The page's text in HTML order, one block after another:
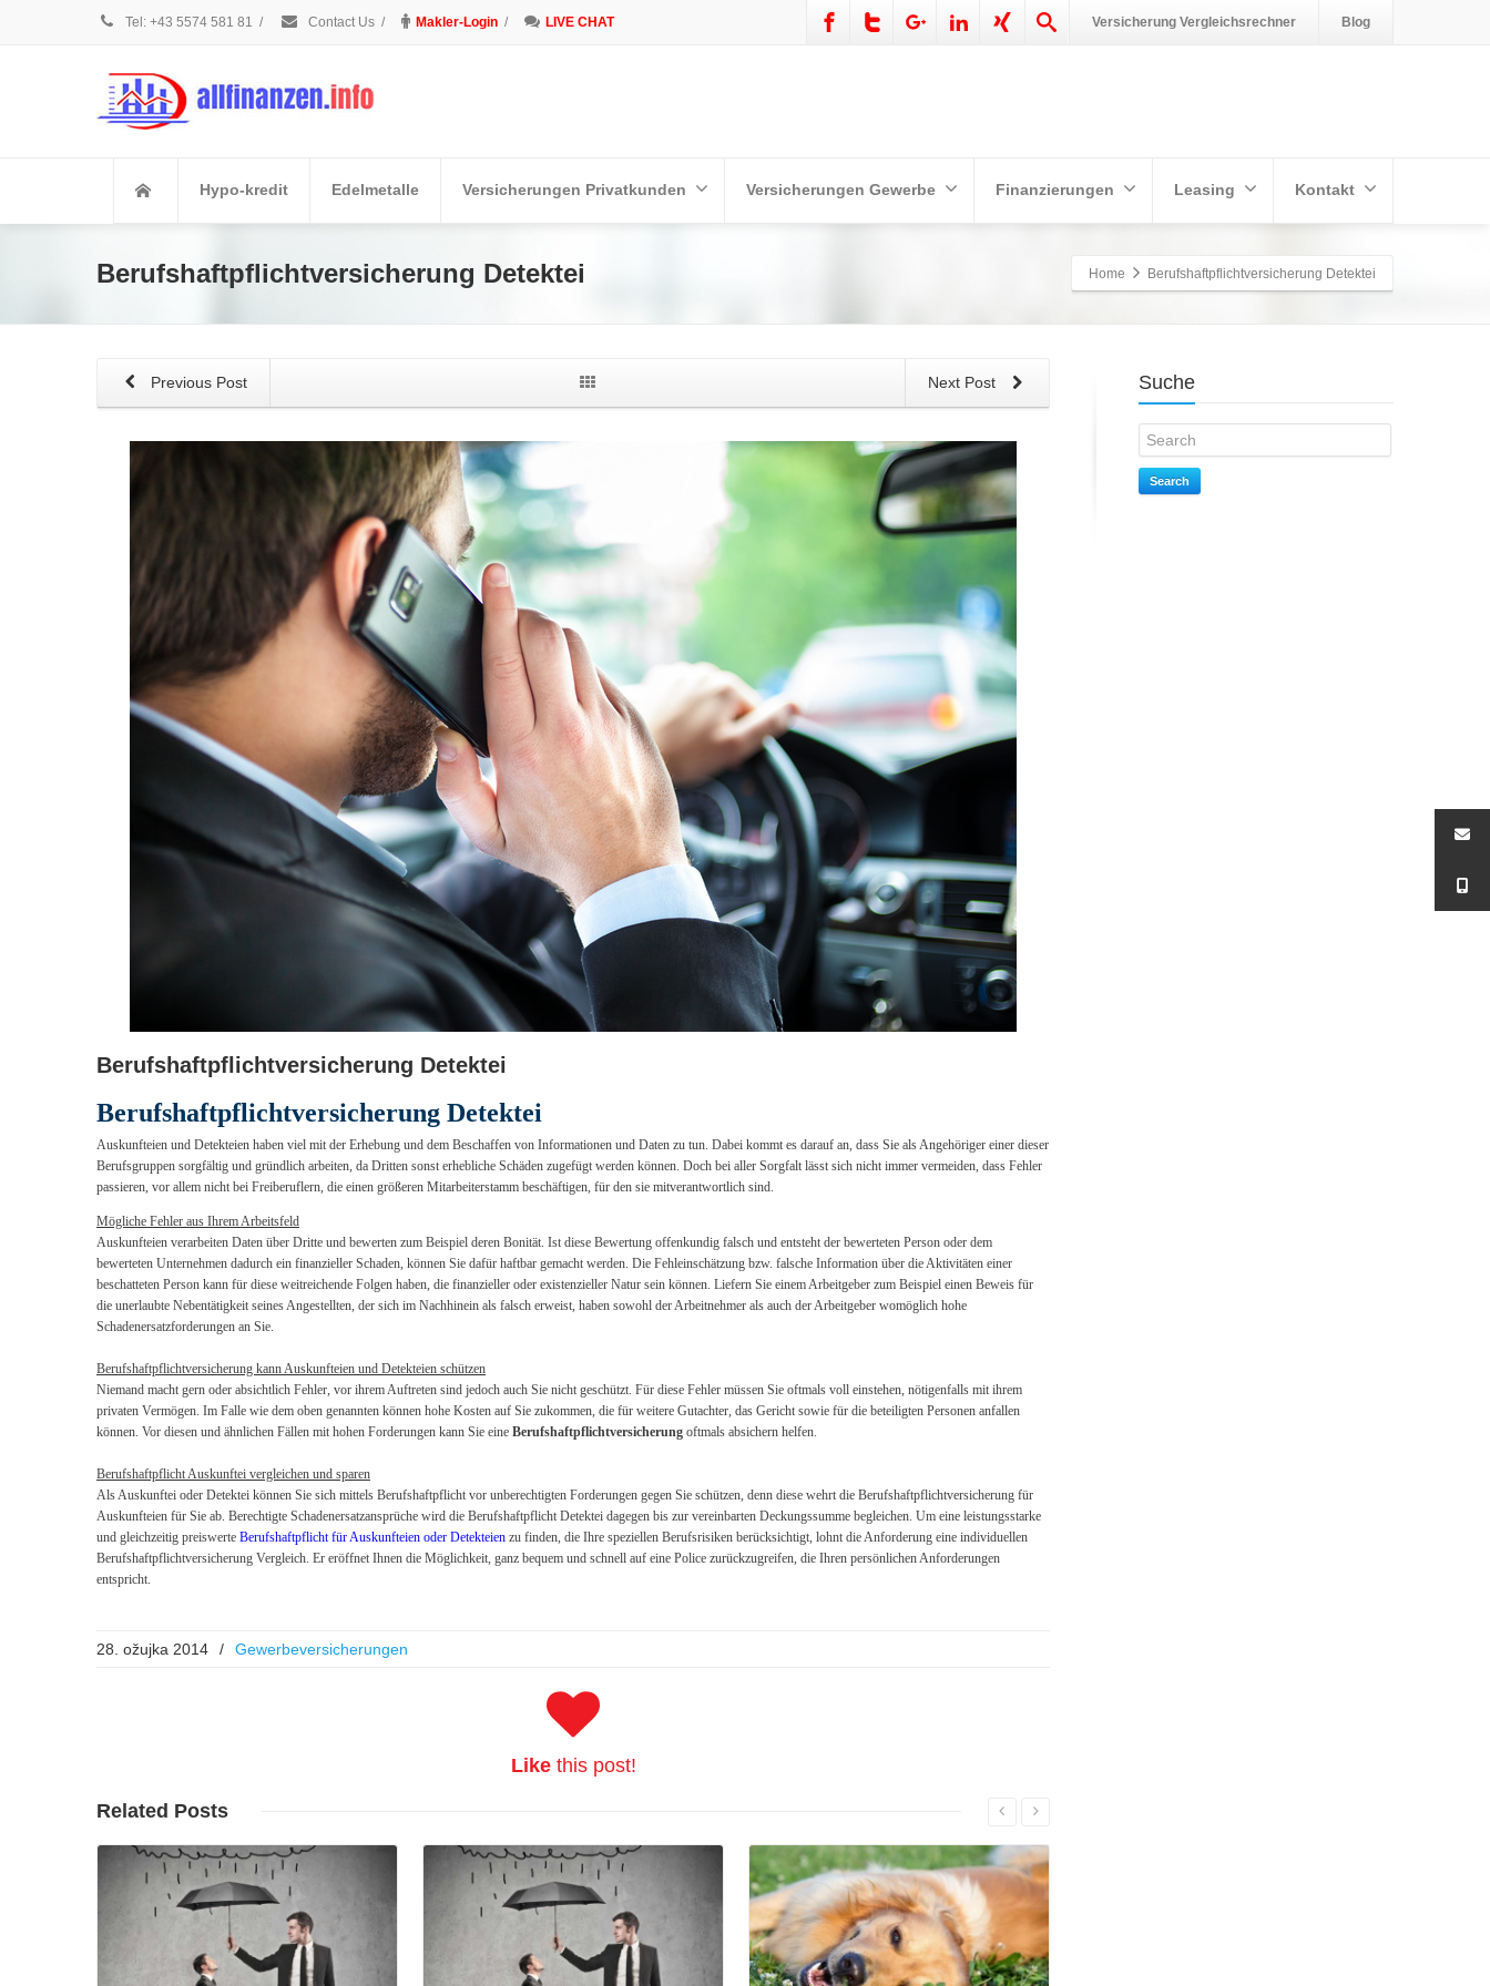
Tel: +43 5574 581 81 / Contact Us / Makler-Login / LIVE CHAT Versicherung Vergleichsrechner Blog
Hypo-kredit Edelmetalle Versicherungen Privatkunden Versicherungen Gewerbe Finanzierungen Leasing Kontakt
Berufshaftpflichtversicherung Detektei Home Berufshaftpflichtversicherung Detektei
Next Post
Previous Post
Berufshaftpflichtversicherung Detektei
Berufshaftpflichtversicherung Detektei
Auskunfteien und Detekteien haben viel mit der Erhebung und dem Beschaffen von Informationen und Daten zu tun. Dabei kommt es darauf an, dass Sie als Angehöriger einer dieser
Berufsgruppen sorgfältig und gründlich arbeiten, da Dritten sonst erhebliche Schäden zugefügt werden können. Doch bei aller Sorgfalt lässt sich nicht immer vermeiden, dass Fehler
passieren, vor allem nicht bei Freiberuflern, die einen größeren Mitarbeiterstamm beschäftigen, für den sie mitverantwortlich sind.
Mögliche Fehler aus Ihrem Arbeitsfeld
Auskunfteien verarbeiten Daten über Dritte und bewerten zum Beispiel deren Bonität. Ist diese Bewertung offenkundig falsch und entsteht der bewerteten Person oder dem
bewerteten Unternehmen dadurch ein finanzieller Schaden, können Sie dafür haftbar gemacht werden. Die Fehleinschätzung bzw. falsche Information über die Aktivitäten einer
beschatteten Person kann für diese weitreichende Folgen haben, die finanzieller oder existenzieller Natur sein können. Liefern Sie einem Arbeitgeber zum Beispiel einen Beweis für
die unerlaubte Nebentätigkeit seines Angestellten, der sich im Nachhinein als falsch erweist, haben sowohl der Arbeitnehmer als auch der Arbeitgeber womöglich hohe
Schadenersatzforderungen an Sie.
Berufshaftpflichtversicherung kann Auskunfteien und Detekteien schützen
Niemand macht gern oder absichtlich Fehler, vor ihrem Auftreten sind jedoch auch Sie nicht geschützt. Für diese Fehler müssen Sie oftmals voll einstehen, nötigenfalls mit ihrem
privaten Vermögen. Im Falle wie dem oben genannten können hohe Kosten auf Sie zukommen, die für weitere Gutachter, das Gericht sowie für die beteiligten Personen anfallen
können. Vor diesen und ähnlichen Fällen mit hohen Forderungen kann Sie eine Berufshaftpflichtversicherung oftmals absichern helfen.
Berufshaftpflicht Auskunftei vergleichen und sparen
Als Auskunftei oder Detektei können Sie sich mittels Berufshaftpflicht vor unberechtigten Forderungen gegen Sie schützen, denn diese wehrt die Berufshaftpflichtversicherung für
Auskunfteien für Sie ab. Berechtigte Schadenersatzansprüche wird die Berufshaftpflicht Detektei dagegen bis zur vereinbarten Deckungssumme begleichen. Um eine leistungsstarke
und gleichzeitig preiswerte Berufshaftpflicht für Auskunfteien oder Detekteien zu finden, die Ihre speziellen Berufsrisiken berücksichtigt, lohnt die Anforderung eine individuellen
Berufshaftpflichtversicherung Vergleich. Er eröffnet Ihnen die Möglichkeit, ganz bequem und schnell auf eine Police zurückzugreifen, die Ihren persönlichen Anforderungen
entspricht.
28. ožujka 2014 / Gewerbeversicherungen
Likethis post!
Related PostsRead More
Suche
Search